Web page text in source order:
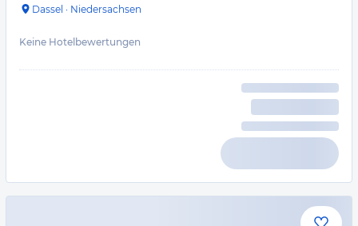
Dassel · Niedersachsen
Keine Hotelbewertungen